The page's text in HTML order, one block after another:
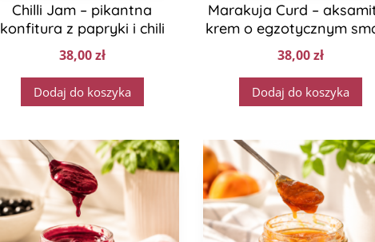
Chilli Jam – pikantna
konfitura z papryki i chili
38,00zł
Dodaj do koszyka
Marakuja Curd –
krem o egzotycznym
38,00zł
Dodaj do koszyka